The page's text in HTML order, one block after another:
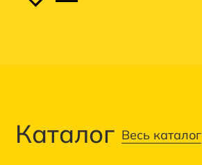
Каталог Весь каталог